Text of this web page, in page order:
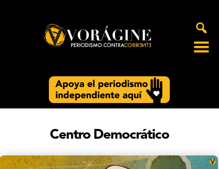
Centro Democrático